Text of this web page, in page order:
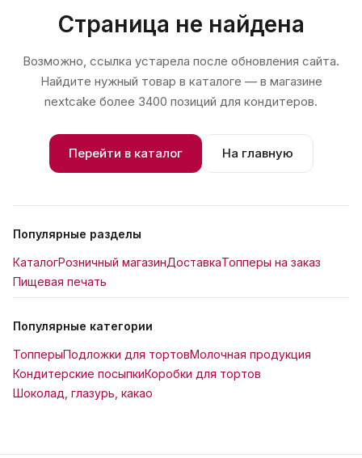
Страница не найдена
Возможно, ссылка устарела после обновления сайта.
Найдите нужный товар в каталоге — в магазине
nextcake более 3400 позиций для кондитеров.
Перейти в каталог На главную
Популярные разделы
КаталогРозничный магазинДоставкаТопперы на заказ
Пищевая печать
Популярные категории
ТопперыПодложки для тортовМолочная продукция
Кондитерские посыпкиКоробки для тортов
Шоколад, глазурь, какао